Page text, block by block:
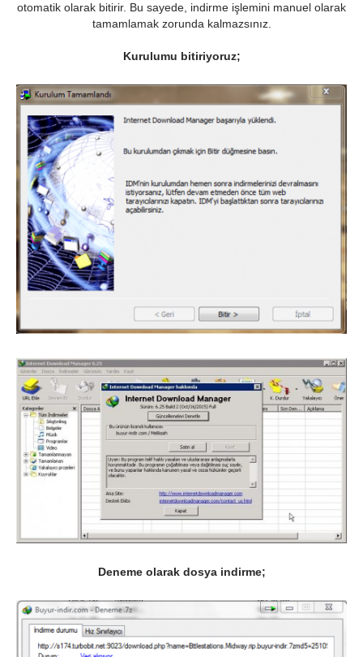
otomatik olarak bitirir. Bu sayede, indirme işlemini manuel olarak
tamamlamak zorunda kalmazsınız.
Kurulumu bitiriyoruz;
Deneme olarak dosya indirme;